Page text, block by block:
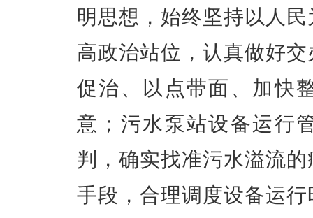
明思想，始终坚持以人
高政治站位，认真做好
促治、以点带面、加快
意；污水泵站设备运行
判，确实找准污水溢流
手段，合理调度设备运